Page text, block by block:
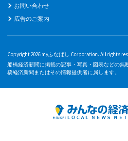
お問い合わせ
広告のご案内
Copyright 2026 myふなばし Corporation. All rights
船橋経済新聞に掲載の記事・写真・図表などの無
橋経済新聞またはその情報提供者に属します。